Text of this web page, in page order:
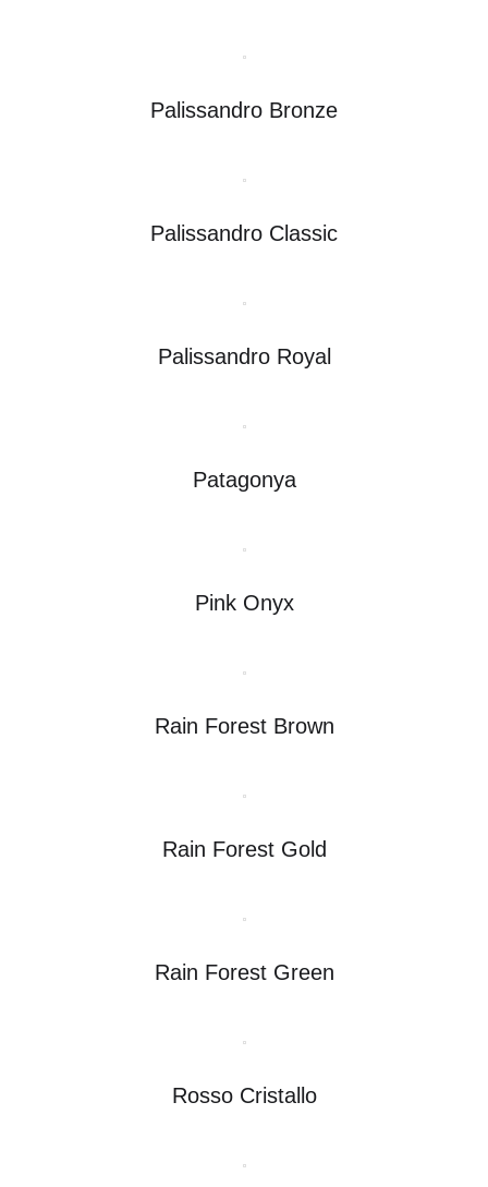
Palissandro Bronze
Palissandro Classic
Palissandro Royal
Patagonya
Pink Onyx
Rain Forest Brown
Rain Forest Gold
Rain Forest Green
Rosso Cristallo